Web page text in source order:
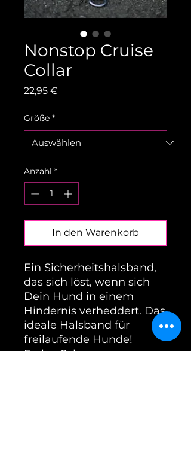
Nonstop Cruise
Collar
22,95 €
Größe *
Anzahl *
In den Warenkorb
Ein Sicherheitshalsband,
das sich löst, wenn sich
Dein Hund in einem
Hindernis verheddert. Das
ideale Halsband für
freilaufende Hunde!
Farbe: Schwarz